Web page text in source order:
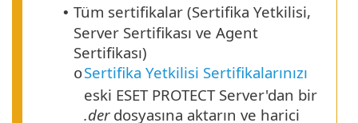
• Tüm sertifikalar (Sertifika Yetkilisi,
Server Sertifikası ve Agent
Sertifikası)
oSertifika Yetkilisi Sertifikalarınızı
eski ESET PROTECT Server'dan bir
.derdosyasına aktarın ve harici